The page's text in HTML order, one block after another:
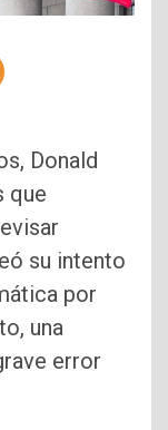
Donald
que
su intento
por
una
error